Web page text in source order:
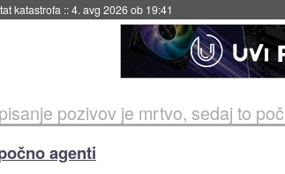
::4. avg 2026 ob 19:41
pozivov je mrtvo, sedaj to
agenti